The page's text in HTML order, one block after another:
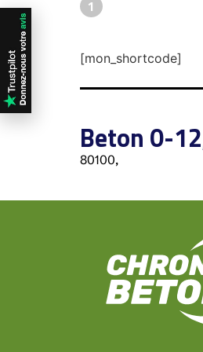
1
[mon_shortcode]
Beton 0-
80100,